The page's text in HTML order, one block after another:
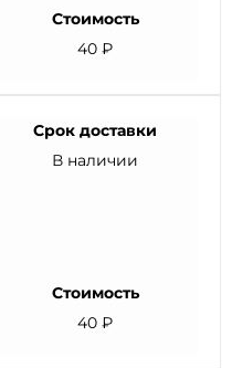
Стоимость
40 ₽
Срок доставки
В наличии
Стоимость
40 ₽